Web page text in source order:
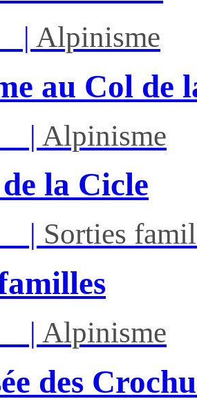
| Alpinisme
au Col de
| Alpinisme
la Cicle
| Sorties
| Alpinisme
des